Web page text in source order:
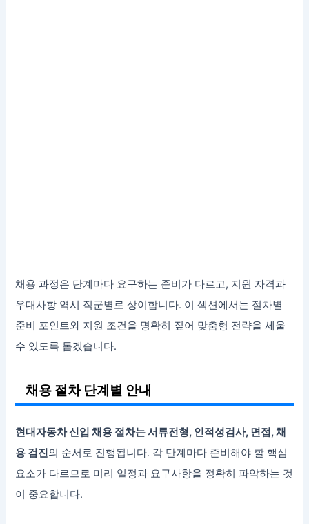
채용 과정은 단계마다 요구하는 준비가 다르고, 지원 자격과
우대사항 역시 직군별로 상이합니다. 이 섹션에서는 절차별
준비 포인트와 지원 조건을 명확히 짚어 맞춤형 전략을 세울
수 있도록 돕겠습니다.
채용 절차 단계별 안내
현대자동차 신입 채용 절차는 서류전형, 인적성검사, 면접, 채
용 검진의 순서로 진행됩니다. 각 단계마다 준비해야 할 핵심
요소가 다르므로 미리 일정과 요구사항을 정확히 파악하는 것
이 중요합니다.